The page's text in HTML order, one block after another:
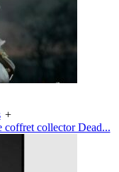
+
collector Dead...